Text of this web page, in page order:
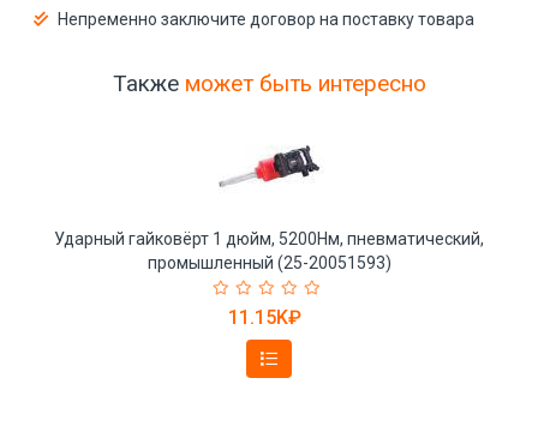
Непременно заключите договор на поставку товара
Также может быть интересно
Ударный гайковёрт 1 дюйм, 5200Нм, пневматический,
промышленный (25-20051593)
11.15K₽